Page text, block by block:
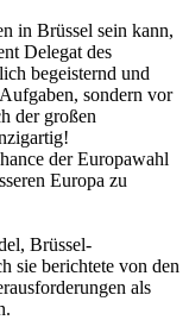
in Brüssel sein kann,
Delegat des
begeisternd und
sondern vor
der großen
der Europawahl
Europa zu
Brüssel-
sie berichtete von den
als